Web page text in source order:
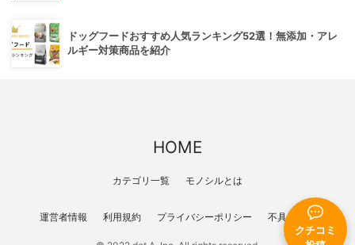
クチコミ
ドッグフードおすすめ人気ランキング52選！無添加・アレ
ルギー対策商品を紹介
HOME
カテゴリ一覧 モノシルとは
運営者情報 利用規約 プライバシーポリシー 不具合報告